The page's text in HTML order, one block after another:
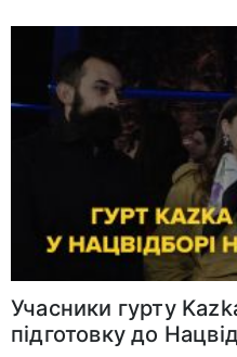
Учасники гурту
підготовку до